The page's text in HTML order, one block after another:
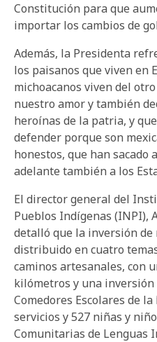
Constitución para que
importar los cambios de
Además, la Presidenta
los paisanos que viven en
michoacanos viven del
nuestro amor y también
heroínas de la patria, y
defender porque son
honestos, que han sacado
adelante también a los
El director general del
Pueblos Indígenas (INPI),
detalló que la inversión de
distribuido en cuatro
caminos artesanales, con
kilómetros y una inversión
Comedores Escolares de
servicios y 527 niñas y
Comunitarias de Lenguas